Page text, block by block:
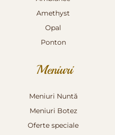
Amethyst
Opal
Ponton
Meniuri
Meniuri Nuntă
Meniuri Botez
Oferte speciale